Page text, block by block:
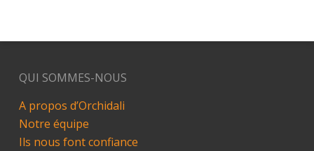
QUI SOMMES-NOUS
A propos d’Orchidali
Notre équipe
Ils nous font confiance